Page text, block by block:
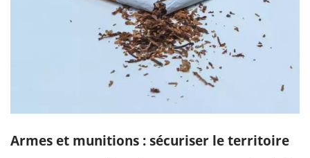
Armes et munitions : sécuriser le territoire